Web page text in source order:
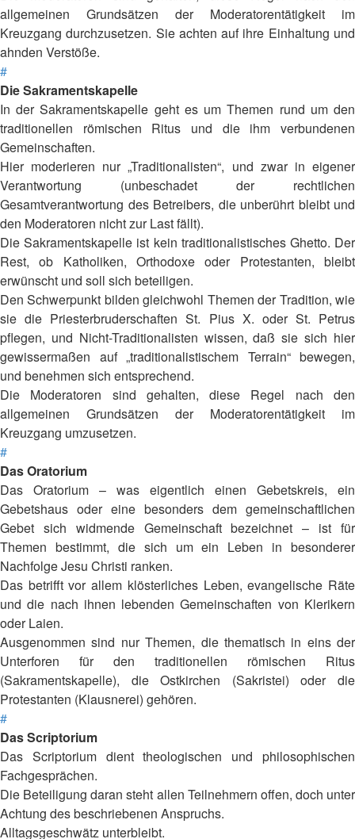
allgemeinen Grundsätzen der Moderatorentätigkeit im
Kreuzgang durchzusetzen. Sie achten auf ihre Einhaltung und
ahnden Verstöße.
#
Die Sakramentskapelle
In der Sakramentskapelle geht es um Themen rund um den
traditionellen römischen Ritus und die ihm verbundenen
Gemeinschaften.
Hier moderieren nur „Traditionalisten“, und zwar in eigener
Verantwortung (unbeschadet der rechtlichen
Gesamtverantwortung des Betreibers, die unberührt bleibt und
den Moderatoren nicht zur Last fällt).
Die Sakramentskapelle ist kein traditionalistisches Ghetto. Der
Rest, ob Katholiken, Orthodoxe oder Protestanten, bleibt
erwünscht und soll sich beteiligen.
Den Schwerpunkt bilden gleichwohl Themen der Tradition, wie
sie die Priesterbruderschaften St. Pius X. oder St. Petrus
pflegen, und Nicht-Traditionalisten wissen, daß sie sich hier
gewissermaßen auf „traditionalistischem Terrain“ bewegen,
und benehmen sich entsprechend.
Die Moderatoren sind gehalten, diese Regel nach den
allgemeinen Grundsätzen der Moderatorentätigkeit im
Kreuzgang umzusetzen.
#
Das Oratorium
Das Oratorium – was eigentlich einen Gebetskreis, ein
Gebetshaus oder eine besonders dem gemeinschaftlichen
Gebet sich widmende Gemeinschaft bezeichnet – ist für
Themen bestimmt, die sich um ein Leben in besonderer
Nachfolge Jesu Christi ranken.
Das betrifft vor allem klösterliches Leben, evangelische Räte
und die nach ihnen lebenden Gemeinschaften von Klerikern
oder Laien.
Ausgenommen sind nur Themen, die thematisch in eins der
Unterforen für den traditionellen römischen Ritus
(Sakramentskapelle), die Ostkirchen (Sakristei) oder die
Protestanten (Klausnerei) gehören.
#
Das Scriptorium
Das Scriptorium dient theologischen und philosophischen
Fachgesprächen.
Die Beteiligung daran steht allen Teilnehmern offen, doch unter
Achtung des beschriebenen Anspruchs.
Alltagsgeschwätz unterbleibt.